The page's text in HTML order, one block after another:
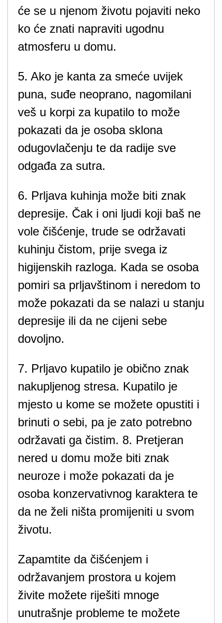
će se u njenom životu pojaviti neko
ko će znati napraviti ugodnu
atmosferu u domu.
5. Ako je kanta za smeće uvijek
puna, suđe neoprano, nagomilani
veš u korpi za kupatilo to može
pokazati da je osoba sklona
odugovlačenju te da radije sve
odgađa za sutra.
6. Prljava kuhinja može biti znak
depresije. Čak i oni ljudi koji baš ne
vole čišćenje, trude se održavati
kuhinju čistom, prije svega iz
higijenskih razloga. Kada se osoba
pomiri sa prljavštinom i neredom to
može pokazati da se nalazi u stanju
depresije ili da ne cijeni sebe
dovoljno.
7. Prljavo kupatilo je obično znak
nakupljenog stresa. Kupatilo je
mjesto u kome se možete opustiti i
brinuti o sebi, pa je zato potrebno
održavati ga čistim. 8. Pretjeran
nered u domu može biti znak
neuroze i može pokazati da je
osoba konzervativnog karaktera te
da ne želi ništa promijeniti u svom
životu.
Zapamtite da čišćenjem i
održavanjem prostora u kojem
živite možete riješiti mnoge
unutrašnje probleme te možete